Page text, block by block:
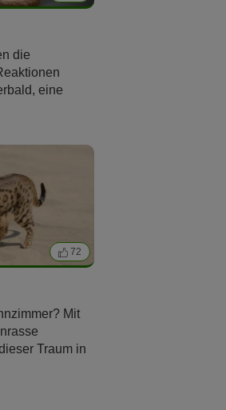
die
eine
Wesen
die Pfote.
72
Mit
Traum in
Katze. In